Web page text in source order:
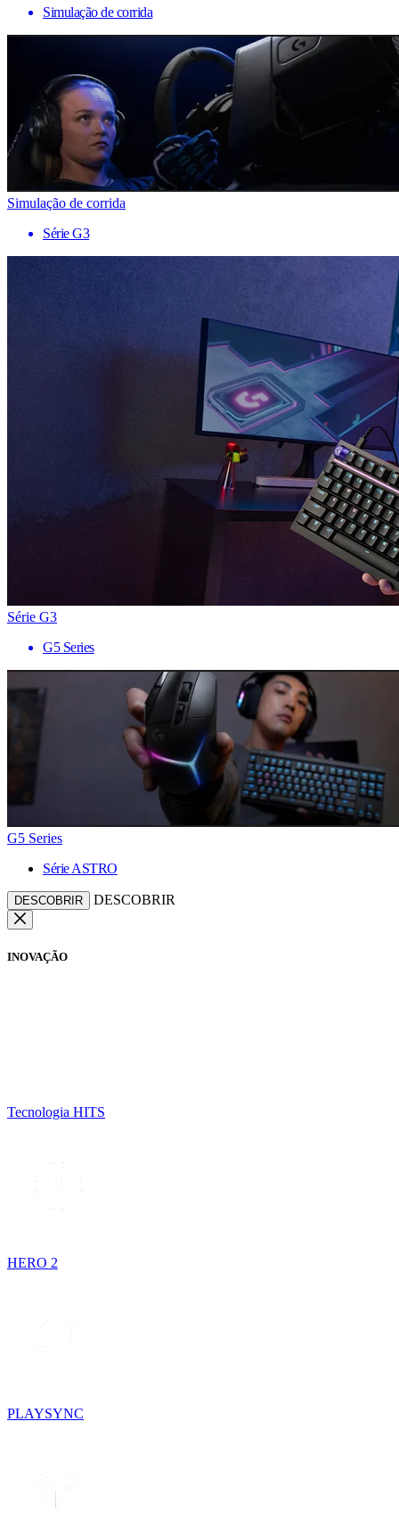
Simulação de corrida
Simulação de corrida
Série G3
Série G3
G5 Series
G5 Series
Série ASTRO
DESCOBRIR DESCOBRIR
INOVAÇÃO
Tecnologia HITS
HERO 2
PLAYSYNC